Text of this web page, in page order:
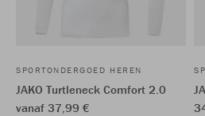
SPORTONDERGOED HEREN
JAKO Turtleneck Comfort 2.0
vanaf 37,99 €